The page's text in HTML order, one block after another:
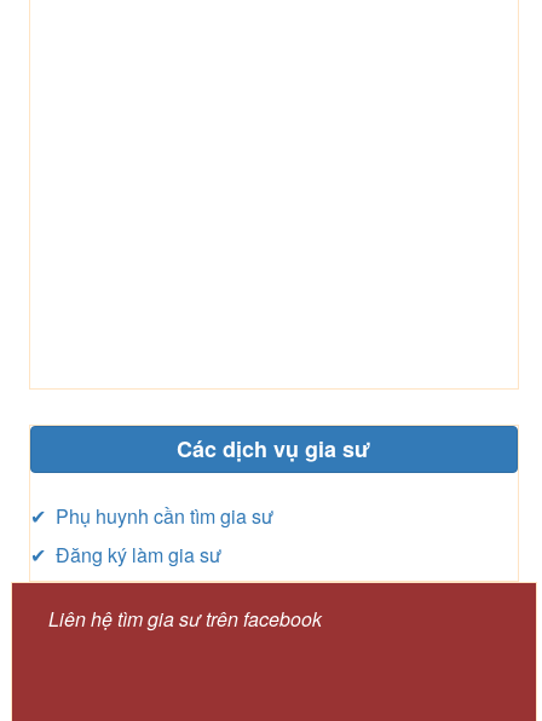
Các dịch vụ gia sư
✔ Phụ huynh cần tìm gia sư
✔ Đăng ký làm gia sư
Liên hệ tìm gia sư trên facebook